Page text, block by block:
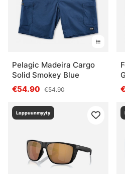
Pelagic Madeira Cargo
Solid Smokey Blue
€54.90 €54.90
Loppuunmyyty